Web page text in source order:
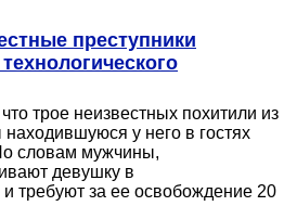
преступники
трое неизвестных похитили из
у него в гостях
словам мужчины,
девушку в
требуют за ее освобождение 20